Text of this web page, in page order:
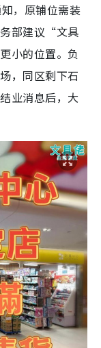
，原铺位需装
部建议“文具
小的位置。负
，同区剩下石
业消息后，大